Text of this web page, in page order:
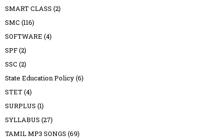
SMART CLASS (2)
SMC (116)
SOFTWARE (4)
SPF(2)
SSC (2)
State Education Policy(6)
STET(4)
SURPLUS (1)
SYLLABUS (27)
TAMIL MP3 SONGS (69)